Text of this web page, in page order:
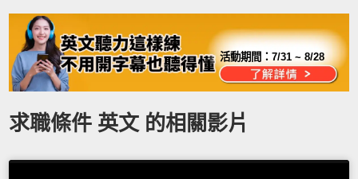
活動期間：7/31 ~ 8/28
求職條件 英文 的相關影片